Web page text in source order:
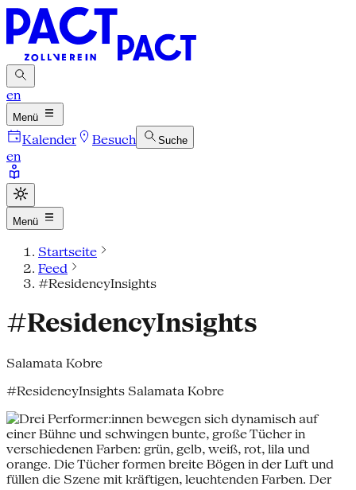
en
Menü
Kalender Besuch Suche
en
Menü
Startseite
Feed
#ResidencyInsights
#ResidencyInsights
Salamata Kobre
#ResidencyInsights Salamata Kobre